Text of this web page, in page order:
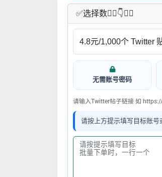
✅​选择数👇🏻​​👇👇🏻​​
无需账号密码
请输入Twitter帖子链接 如
请按上方提示填写目标账号